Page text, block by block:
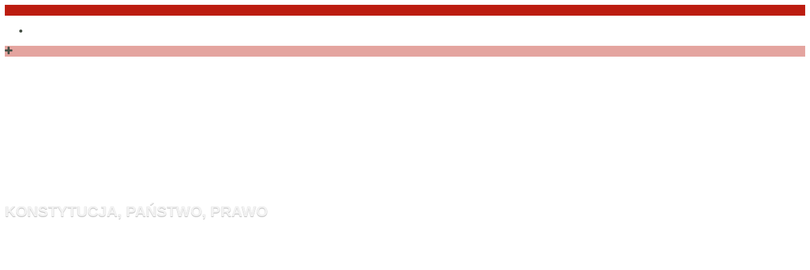
Przejdź
treści
KONSTYTUCJA, PAŃSTWO, PRAWO